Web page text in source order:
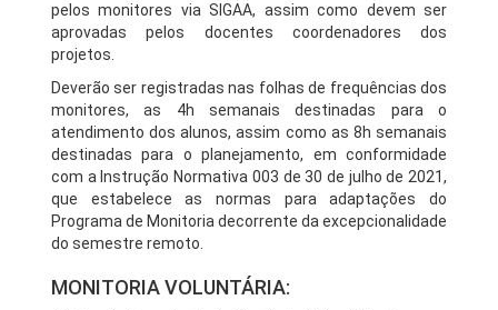
pelos monitores via SIGAA, assim como devem ser
aprovadas pelos docentes coordenadores dos
projetos.
Deverão ser registradas nas folhas de frequências dos
monitores, as 4h semanais destinadas para o
atendimento dos alunos, assim como as 8h semanais
destinadas para o planejamento, em conformidade
com a Instrução Normativa 003 de 30 de julho de 2021,
que estabelece as normas para adaptações do
Programa de Monitoria decorrente da excepcionalidade
do semestre remoto.
MONITORIA VOLUNTÁRIA: